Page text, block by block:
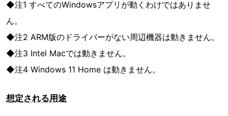
◆注1 すべてのWindowsアプリが動くわけではありませ
ん。
◆注2 ARM版のドライバーがない周辺機器は動きません。
◆注3 Intel Macでは動きません。
◆注4 Windows 11 Home は動きません。
想定される用途